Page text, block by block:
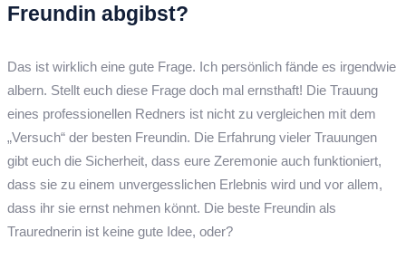
Freundin abgibst?
Das ist wirklich eine gute Frage. Ich persönlich fände es irgendwie
albern. Stellt euch diese Frage doch mal ernsthaft! Die Trauung
eines professionellen Redners ist nicht zu vergleichen mit dem
„Versuch“ der besten Freundin. Die Erfahrung vieler Trauungen
gibt euch die Sicherheit, dass eure Zeremonie auch funktioniert,
dass sie zu einem unvergesslichen Erlebnis wird und vor allem,
dass ihr sie ernst nehmen könnt. Die beste Freundin als
Traurednerin ist keine gute Idee, oder?